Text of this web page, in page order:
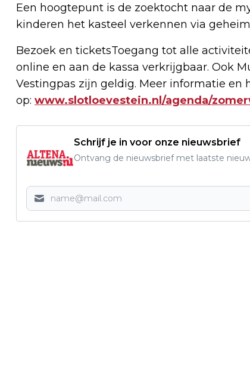
Een hoogtepunt is de zoektocht naar de
kinderen het kasteel verkennen via
Bezoek en ticketsToegang tot alle
online en aan de kassa verkrijgbaar. Ook
Vestingpas zijn geldig. Meer informatie
op: www.slotloevestein.nl/agenda/
Schrijf je in voor onze nieuwsbrief
Ontvang de nieuwsbrief met laatste